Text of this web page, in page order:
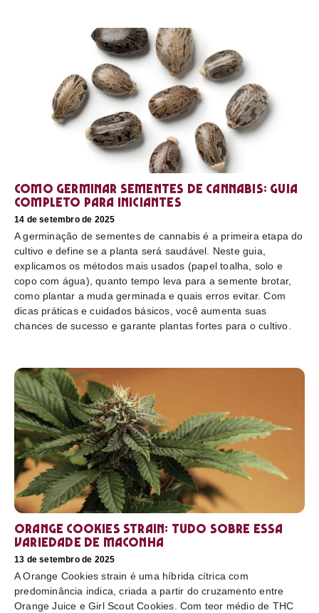
Como germinar sementes de cannabis: guia
completo para iniciantes
14 de setembro de 2025
A germinação de sementes de cannabis é a primeira etapa do
cultivo e define se a planta será saudável. Neste guia,
explicamos os métodos mais usados (papel toalha, solo e
copo com água), quanto tempo leva para a semente brotar,
como plantar a muda germinada e quais erros evitar. Com
dicas práticas e cuidados básicos, você aumenta suas
chances de sucesso e garante plantas fortes para o cultivo.
Orange Cookies strain: tudo sobre essa
variedade de maconha
13 de setembro de 2025
A Orange Cookies strain é uma híbrida cítrica com
predominância indica, criada a partir do cruzamento entre
Orange Juice e Girl Scout Cookies. Com teor médio de THC